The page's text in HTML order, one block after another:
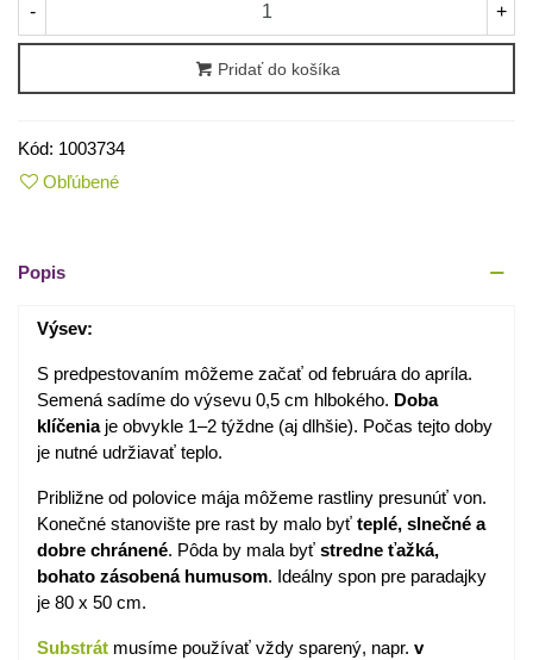
- +
Pridať do košíka
Kód: 1003734
Obľúbené
Popis
Výsev:
S predpestovaním môžeme začať od februára do apríla.
Semená sadíme do výsevu 0,5 cm hlbokého. Doba
klíčeniaje obvykle 1–2 týždne (aj dlhšie). Počas tejto doby
je nutné udržiavať teplo.
Približne od polovice mája môžeme rastliny presunúť von.
Konečné stanovište pre rast by malo byť teplé, slnečné a
dobre chránené. Pôda by mala byť stredne ťažká,
bohato zásobená humusom. Ideálny spon pre paradajky
je 80 x 50 cm.
Substrát musíme používať vždy sparený, napr. v